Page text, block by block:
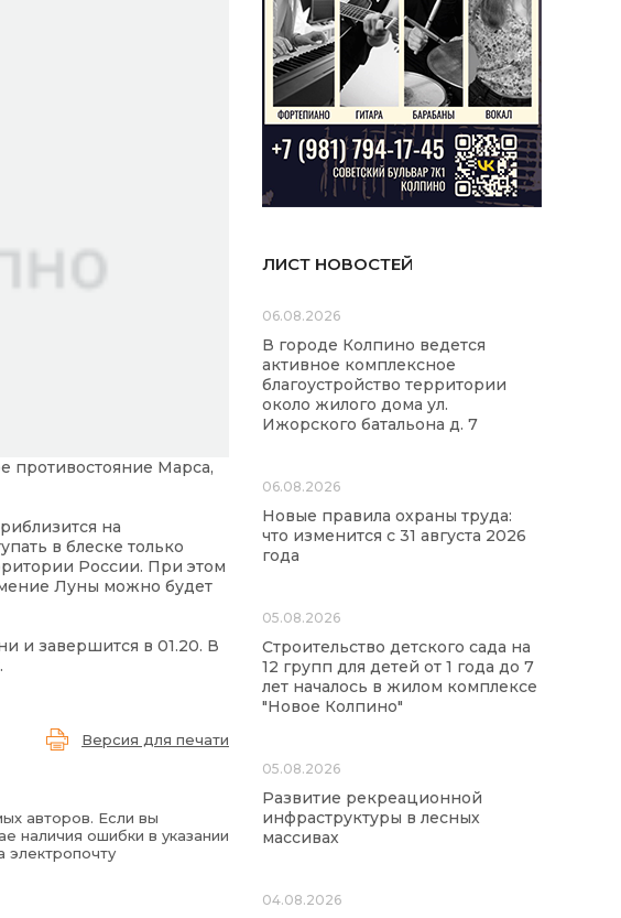
противостояние Марса,
на
в блеске только
России. При этом
Луны можно будет
и завершится в 01.20. В
Версия для печати
авторов. Если вы
наличия ошибки в указании
электропочту
ЛИСТ НОВОСТЕЙ
06.08.2026
В городе Колпино ведется
активное комплексное
благоустройство территории
около жилого дома ул.
Ижорского батальона д. 7
06.08.2026
Новые правила охраны труда:
что изменится с 31 августа 2026
года
05.08.2026
Строительство детского сада на
12 групп для детей от 1 года до 7
лет началось в жилом комплексе
"Новое Колпино"
05.08.2026
Развитие рекреационной
инфраструктуры в лесных
массивах
04.08.2026